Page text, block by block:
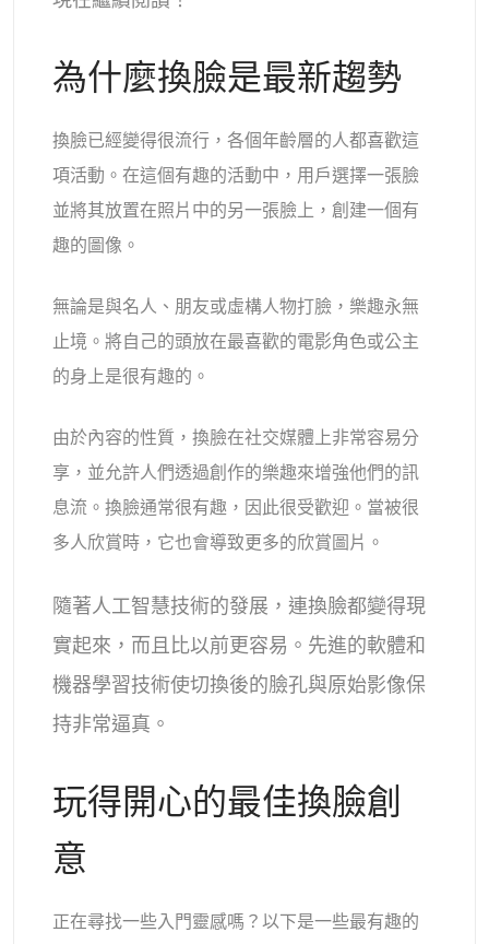
肖像工具
換衣服
AI寶貝
AI濾鏡
爆頭生成器專業版
AI頭像生成器
視頻工具
視頻效果
影片浮水印去除器
為什麼換臉是最新趨勢
換臉已經變得很流行，各個年齡層的人都喜歡這
項活動。在這個有趣的活動中，用戶選擇一張臉
並將其放置在照片中的另一張臉上，創建一個有
趣的圖像。
無論是與名人、朋友或虛構人物打臉，樂趣永無
止境。將自己的頭放在最喜歡的電影角色或公主
的身上是很有趣的。
由於內容的性質，換臉在社交媒體上非常容易分
享，並允許人們透過創作的樂趣來增強他們的訊
息流。換臉通常很有趣，因此很受歡迎。當被很
多人欣賞時，它也會導致更多的欣賞圖片。
隨著人工智慧技術的發展，連換臉都變得現
實起來，而且比以前更容易。先進的軟體和
機器學習技術使切換後的臉孔與原始影像保
持非常逼真。
玩得開心的最佳換臉創
意
正在尋找一些入門靈感嗎？以下是一些最有趣的